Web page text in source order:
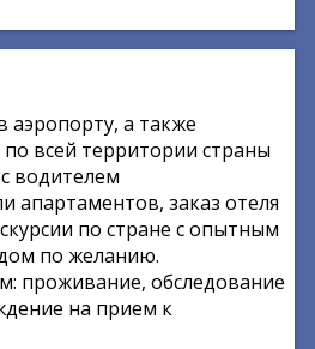
аэропорту, а также
всей территории страны
водителем
апартаментов, заказ отеля
по стране с опытным
по желанию.
проживание, обследование
на прием к